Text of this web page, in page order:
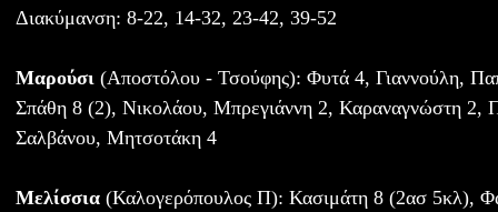
Διακύμανση: 8-22, 14-32, 23-42, 39-52
Μαρούσι (Αποστόλου - Τσούφης): Φυτά 4, Γιαννούλη,
Σπάθη 8 (2), Νικολάου, Μπρεγιάννη 2, Καραναγνώστη 2,
Σαλβάνου, Μητσοτάκη 4
Μελίσσια (Καλογερόπουλος Π): Κασιμάτη 8 (2ασ 5κλ),